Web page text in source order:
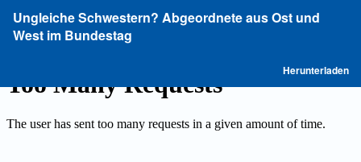
Artikeldetails
zurückkehren
Ungleiche Schwestern? Abgeordnete aus Ost und
West im Bundestag
Herunterladen